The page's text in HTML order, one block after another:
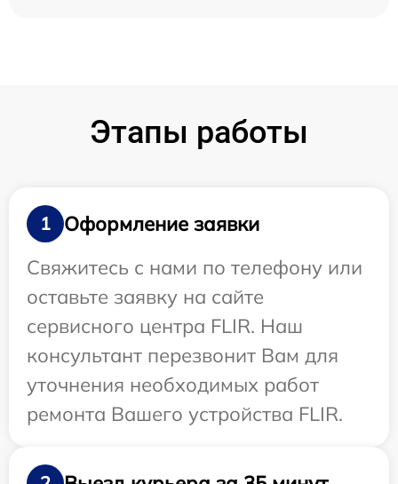
Этапы работы
1
Оформление заявки
Свяжитесь с нами по телефону или
оставьте заявку на сайте
сервисного центра FLIR. Наш
консультант перезвонит Вам для
уточнения необходимых работ
ремонта Вашего устройства FLIR.